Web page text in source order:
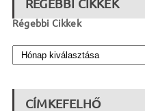
RÉGEBBI CIKKEK
Régebbi Cikkek
CÍMKEFELHŐ